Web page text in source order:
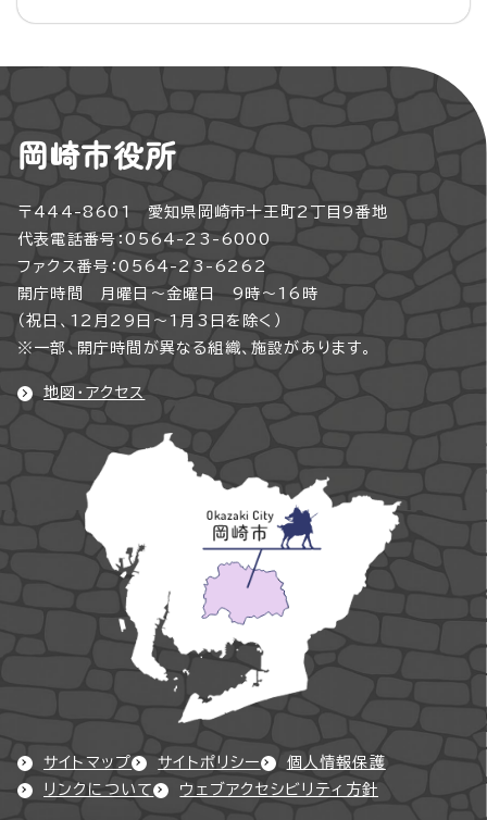
岡崎市役所
〒444-8601 愛知県岡崎市十王町2丁目9番地
代表電話番号：0564-23-6000
ファクス番号：0564-23-6262
開庁時間 月曜日～金曜日 9時～16時
（祝日、12月29日～1月3日を除く）
※一部、開庁時間が異なる組織、施設があります。
地図・アクセス
サイトマップ サイトポリシー
個人情報保護
リンクについて
ウェブアクセシビリティ方針